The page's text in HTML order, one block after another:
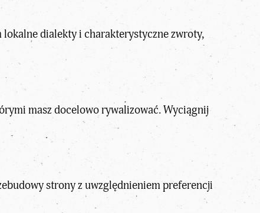
lokalne dialekty i charakterystyczne zwroty,
masz docelowo rywalizować. Wyciągnij
strony z uwzględnieniem preferencji